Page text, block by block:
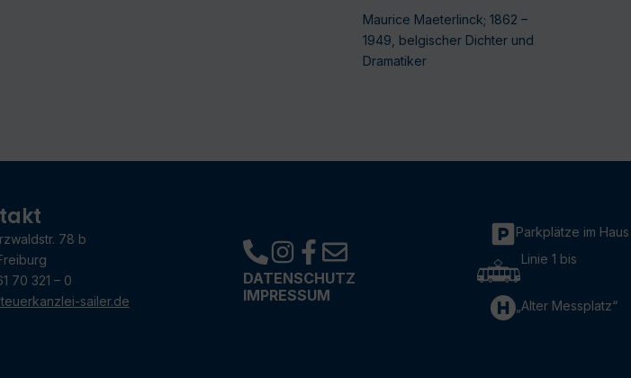
Maurice Maeterlinck; 1862 –
1949, belgischer Dichter und
Dramatiker
78 b
70 321 – 0
sailer.de
DATENSCHUTZ
IMPRESSUM
Parkplätze im Haus
Linie 1 bis
„Alter Messplatz“